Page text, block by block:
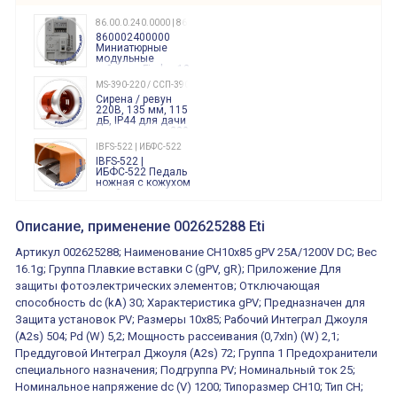
86.00.0.240.0000 | 860002400000
860002400000
Миниатюрные
модульные
таймеры Finder, 12-
240 Вольт AC/DC
Finder
86.00.0.240.0000
MS-390-220 / ССП-390 220В
Сирена / ревун
220В, 135 мм, 115
дБ, IP44 для дачи
производства 220
Вольт звук ситены
"пожарная
тревога"
IBFS-522 | ИБФС-522
IBFS-522 |
ИБФС-522 Педаль
ножная с кожухом
двойная,
15Ампер 250В
XVR13M05L
Маячок
оранжевый
230VAC 130мм
ВКН8108
ВКН8108
Концевой
выключатель /
выключатель
путевой,
алюминиевый
регулируемый
ролик
800202300000С | 80 02 0 230 0000 С
800202300000С
многофункциональные
реле времени
0.1cек.-10 дней, 10
функций/режимов
Описание, применение 002625288 Eti
Артикул 002625288; Наименование CH10x85 gPV 25A/1200V DC; Вес
16.1g; Группа Плавкие вставки C (gPV, gR); Приложение Для
защиты фотоэлектрических элементов; Отключающая
способность dc (kA) 30; Характеристика gPV; Предназначен для
Защита установок PV; Размеры 10x85; Рабочий Интеграл Джоуля
(A2s) 504; Pd (W) 5,2; Мощность рассеивания (0,7xIn) (W) 2,1;
Преддуговой Интеграл Джоуля (A2s) 72; Группа 1 Предохранители
специального назначения; Подгруппа PV; Номинальный ток 25;
Номинальное напряжение dc (V) 1200; Типоразмер CH10; Тип CH;